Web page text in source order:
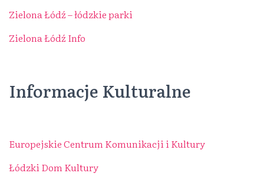
Zielona Łódź – łódzkie parki
Zielona Łódź Info
Informacje Kulturalne
Europejskie Centrum Komunikacji i Kultury
Łódzki Dom Kultury